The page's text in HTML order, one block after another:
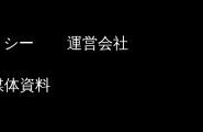
ー 運営会社
体資料